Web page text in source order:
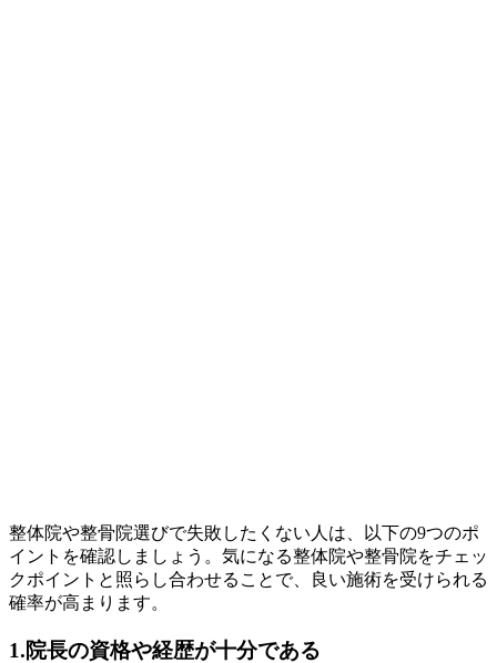
整体院や整骨院選びで失敗したくない人は、以下の9つのポ
イントを確認しましょう。気になる整体院や整骨院をチェッ
クポイントと照らし合わせることで、良い施術を受けられる
確率が高まります。
1.院長の資格や経歴が十分である